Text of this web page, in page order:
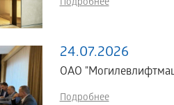
Подробнее
24.07.2026
ОАО
Подробнее